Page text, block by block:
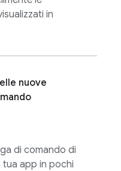
in
nuove
di comando di
tua app in pochi